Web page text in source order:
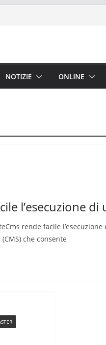
NOTIZIE ONLINE
l’esecuzione di
rende facile
che consente